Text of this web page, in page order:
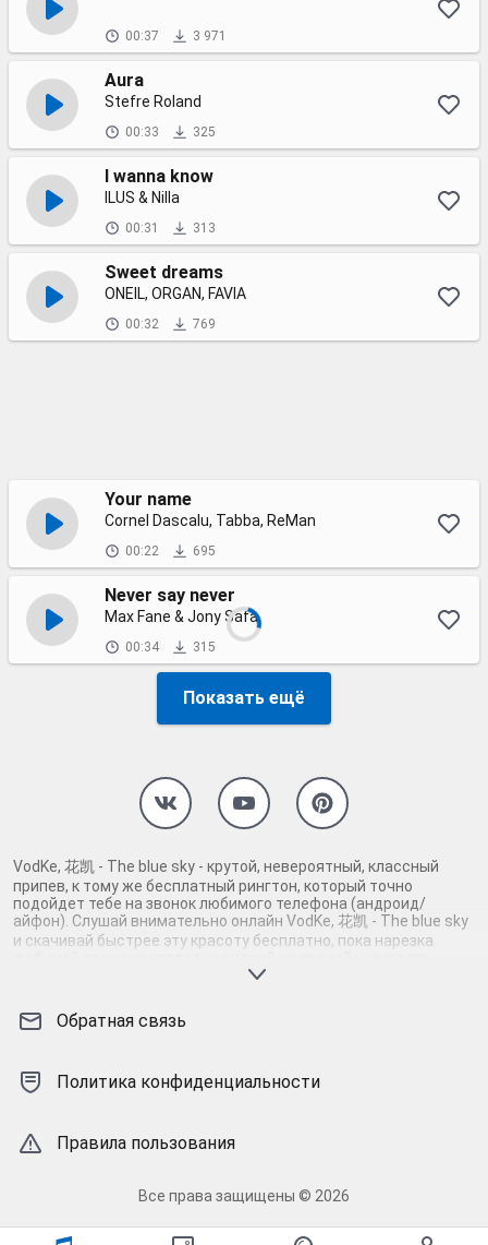
00:37 3 971
Aura
Stefre Roland
00:33 325
I wanna know
ILUS & Nilla
00:31 313
Sweet dreams
ONEIL, ORGAN, FAVIA
00:32 769
Your name
Cornel Dascalu, Tabba, ReMan
00:22 695
Never say never
Max Fane & Jony Safa
00:34 315
Показать ещё
VodKe, 花凯 - The blue sky - крутой, невероятный, классный
припев, к тому же бесплатный рингтон, который точно
подойдет тебе на звонок любимого телефона (андроид/
айфон). Слушай внимательно онлайн VodKe, 花凯 - The blue sky
и скачивай быстрее эту красоту бесплатно, пока нарезка
второго на звонке. Будь первым, кто скачает бесплатно сей
звучание припева VodKe, 花凯 - The blue sky. Кроме того, ты
можешь найти и скачать другую нарезку mp3 песни на звонок
с такой восхитительно качественной нарезкой музыки сложно
вокруг. Твой телефон достоин!
Обратная связь
Политика конфиденциальности
Правила пользования
Все права защищены © 2026